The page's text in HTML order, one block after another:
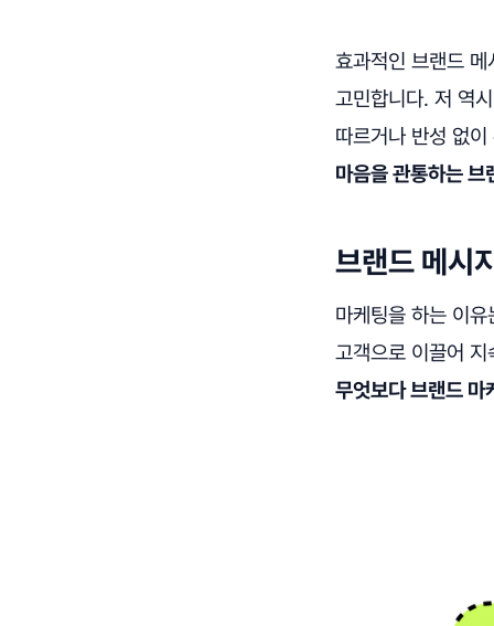
효과적인 브랜드
고민합니다. 저 역
따르거나 반성 없
마음을 관통하는 브
브랜드 메시
마케팅을 하는 이
고객으로 이끌어
무엇보다 브랜드 마